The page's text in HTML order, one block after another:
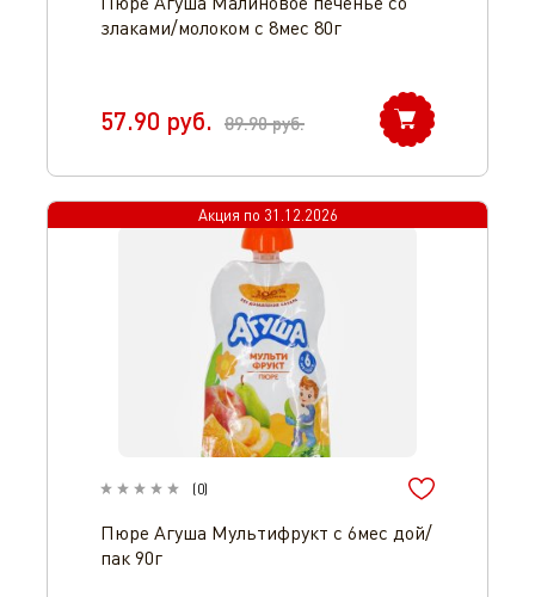
злаками/молоком с 8мес 80г
57.90 руб. 89.90руб.
Акция по 31.12.2026
(0)
Пюре Агуша Мультифрукт с 6мес дой/
пак 90г